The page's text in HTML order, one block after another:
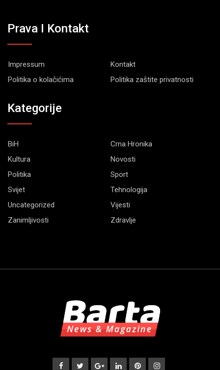
Prava I Kontakt
Impressum
Kontakt
Politika o kolačićima
Politika zaštite privatnosti
Kategorije
BiH
Crna Hronika
Kultura
Novosti
Politika
Sport
Svijet
Tehnologija
Uncategorized
Vijesti
Zanimljivosti
Zdravlje